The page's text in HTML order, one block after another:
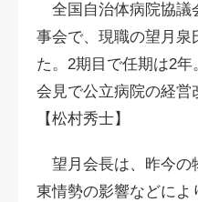
全国自治体病院協議
事会で、現職の望月泉
た。2期目で任期は2
会見で公立病院の経営
【松村秀士】
望月会長は、昨今の
東情勢の影響などによ